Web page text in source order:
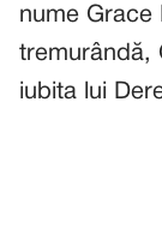
nume Grace
tremurândă,
iubita lui